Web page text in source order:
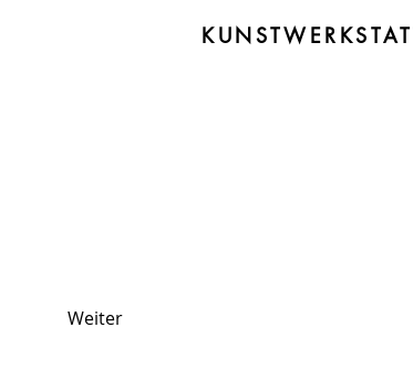
Weiter